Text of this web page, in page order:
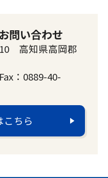
問い合わせ
高知県高岡郡
：0889-40-
こちら